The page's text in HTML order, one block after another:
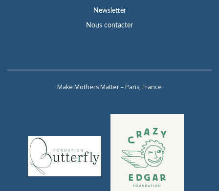
Newsletter
Nous contacter
Make Mothers Matter – Paris, France